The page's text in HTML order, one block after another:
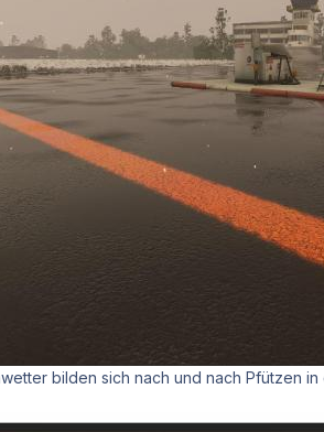
bilden sich nach und nach Pfützen